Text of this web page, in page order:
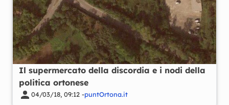
Il supermercato della discordia e i nodi della
politica ortonese
04/03/18, 09:12 -puntOrtona.it